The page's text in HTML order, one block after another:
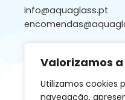
Valorizamos
Utilizamos cookies
navegação,
info@aquaglass.pt